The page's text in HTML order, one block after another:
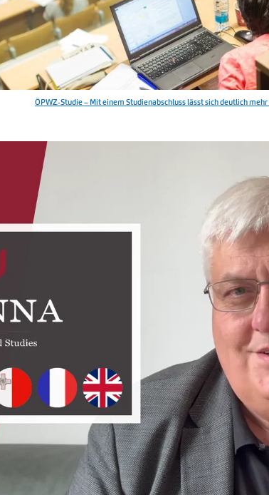
ÖPWZ-Studie – Mit einem Studienabschluss lässt sich deutlich